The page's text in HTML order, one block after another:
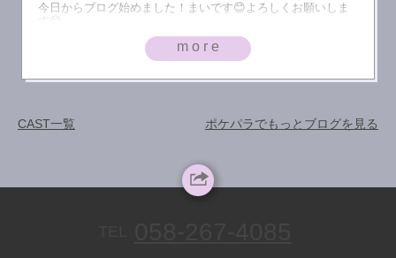
今日からブログ始めました！まいです😊よろしくお願いしま
す😊
more
ポケパラでもっとブログを見る
CAST一覧